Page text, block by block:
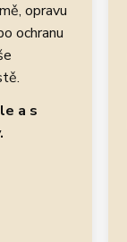
opravu
ochranu
a s